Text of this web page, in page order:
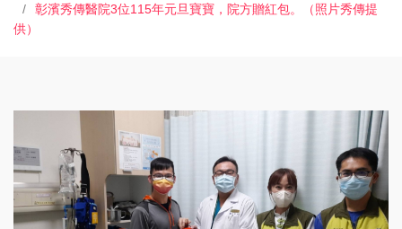
彰濱秀傳醫院3位115年元旦寶寶，院方贈紅包。（照片秀傳提
供）